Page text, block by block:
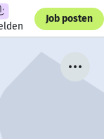
Job posten